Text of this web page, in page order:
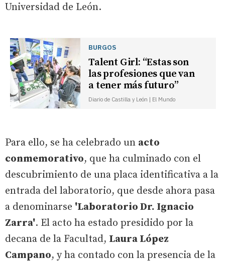
Universidad de León.
BURGOS
Talent Girl: “Estas son
las profesiones que van
a tener más futuro”
Diario de Castilla y León | El Mundo
Para ello, se ha celebrado un acto
conmemorativo, que ha culminado con el
descubrimiento de una placa identificativa a la
entrada del laboratorio, que desde ahora pasa
a denominarse 'Laboratorio Dr. Ignacio
Zarra'. El acto ha estado presidido por la
decana de la Facultad, Laura López
Campano, y ha contado con la presencia de la